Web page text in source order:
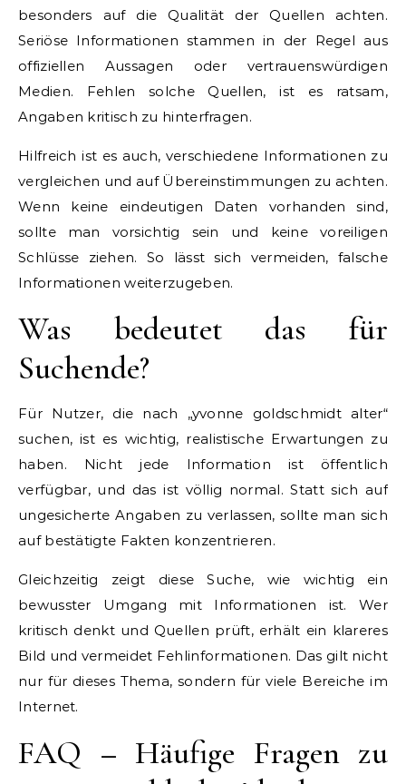
besonders auf die Qualität der Quellen achten.
Seriöse Informationen stammen in der Regel aus
offiziellen Aussagen oder vertrauenswürdigen
Medien. Fehlen solche Quellen, ist es ratsam,
Angaben kritisch zu hinterfragen.
Hilfreich ist es auch, verschiedene Informationen zu
vergleichen und auf Übereinstimmungen zu achten.
Wenn keine eindeutigen Daten vorhanden sind,
sollte man vorsichtig sein und keine voreiligen
Schlüsse ziehen. So lässt sich vermeiden, falsche
Informationen weiterzugeben.
Was bedeutet das für
Suchende?
Für Nutzer, die nach „yvonne goldschmidt alter“
suchen, ist es wichtig, realistische Erwartungen zu
haben. Nicht jede Information ist öffentlich
verfügbar, und das ist völlig normal. Statt sich auf
ungesicherte Angaben zu verlassen, sollte man sich
auf bestätigte Fakten konzentrieren.
Gleichzeitig zeigt diese Suche, wie wichtig ein
bewusster Umgang mit Informationen ist. Wer
kritisch denkt und Quellen prüft, erhält ein klareres
Bild und vermeidet Fehlinformationen. Das gilt nicht
nur für dieses Thema, sondern für viele Bereiche im
Internet.
FAQ – Häufige Fragen zu